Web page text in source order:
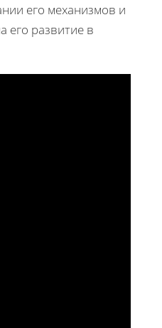
его механизмов и
его развитие в